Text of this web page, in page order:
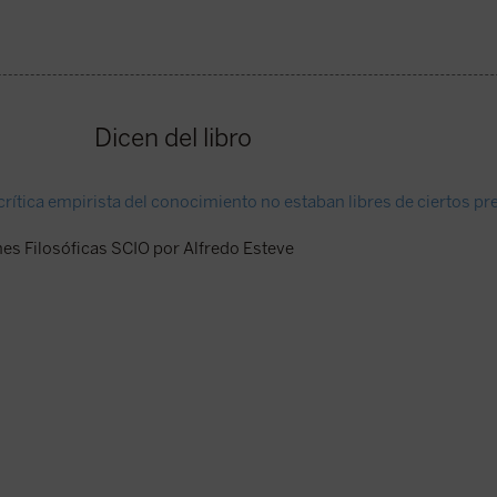
Dicen del libro
empirista del conocimiento no estaban libres de ciertos
Filosóficas SCIO por Alfredo Esteve